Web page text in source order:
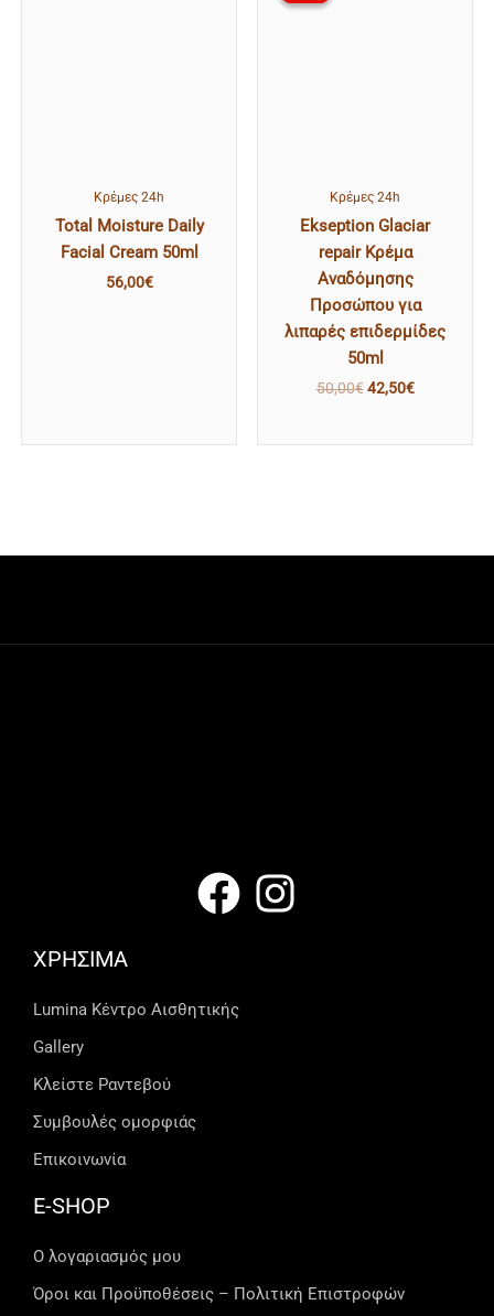
Κρέμες 24h
Total Moisture Daily
Facial Cream 50ml
56,00€
Κρέμες 24h
Ekseption Glaciar
repair Κρέμα
Αναδόμησης
Προσώπου για
λιπαρές επιδερμίδες
50ml
50,00€ 42,50€
ΧΡΗΣΙΜΑ
Lumina Kέντρο Αισθητικής
Gallery
Κλείστε Ραντεβού
Συμβουλές ομορφιάς
Επικοινωνία
E-SHOP
Ο λογαριασμός μου
Όροι και Προϋποθέσεις – Πολιτική Επιστροφών